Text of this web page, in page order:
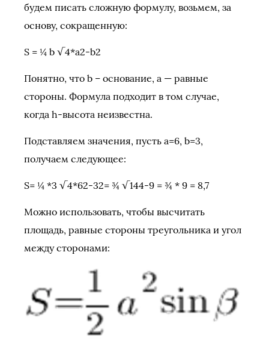
будем писать сложную формулу, возьмем, за
основу, сокращенную:
S = ¼ b √4*a2-b2
Понятно, что b – основание, а — равные
стороны. Формула подходит в том случае,
когда h-высота неизвестна.
Подставляем значения, пусть a=6, b=3,
получаем следующее:
S= ¼ *3 √4*62-32= ¾ √144-9 = ¾ * 9 = 8,7
Можно использовать, чтобы высчитать
площадь, равные стороны треугольника и угол
между сторонами: